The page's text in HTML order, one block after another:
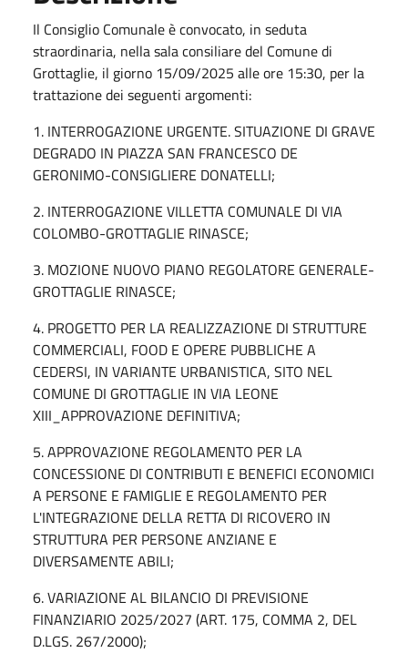
Il Consiglio Comunale è convocato, in seduta
straordinaria, nella sala consiliare del Comune di
Grottaglie, il giorno 15/09/2025 alle ore 15:30, per la
trattazione dei seguenti argomenti:
1. INTERROGAZIONE URGENTE. SITUAZIONE DI GRAVE
DEGRADO IN PIAZZA SAN FRANCESCO DE
GERONIMO-CONSIGLIERE DONATELLI;
2. INTERROGAZIONE VILLETTA COMUNALE DI VIA
COLOMBO-GROTTAGLIE RINASCE;
3. MOZIONE NUOVO PIANO REGOLATORE GENERALE-
GROTTAGLIE RINASCE;
4. PROGETTO PER LA REALIZZAZIONE DI STRUTTURE
COMMERCIALI, FOOD E OPERE PUBBLICHE A
CEDERSI, IN VARIANTE URBANISTICA, SITO NEL
COMUNE DI GROTTAGLIE IN VIA LEONE
XIII_APPROVAZIONE DEFINITIVA;
5. APPROVAZIONE REGOLAMENTO PER LA
CONCESSIONE DI CONTRIBUTI E BENEFICI ECONOMICI
A PERSONE E FAMIGLIE E REGOLAMENTO PER
L'INTEGRAZIONE DELLA RETTA DI RICOVERO IN
STRUTTURA PER PERSONE ANZIANE E
DIVERSAMENTE ABILI;
6. VARIAZIONE AL BILANCIO DI PREVISIONE
FINANZIARIO 2025/2027 (ART. 175, COMMA 2, DEL
D.LGS. 267/2000);